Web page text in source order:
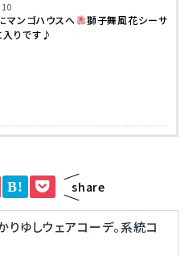
マンゴハウスへ
獅子舞風花シーサ
入りです♪
B! share
りゆしウェアコーデ。系統コ